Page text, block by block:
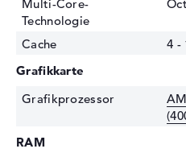
Multi-Core-
Technologie
Cache
4 -
Grafikkarte
Grafikprozessor
RAM